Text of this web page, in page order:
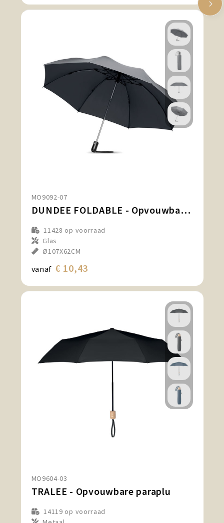
MO9092-07
DUNDEE FOLDABLE - Opvouwbare reversible paraplu
11428 op voorraad
Glas
Ø107X62CM
vanaf € 10,43
MO9604-03
TRALEE - Opvouwbare paraplu
14119 op voorraad